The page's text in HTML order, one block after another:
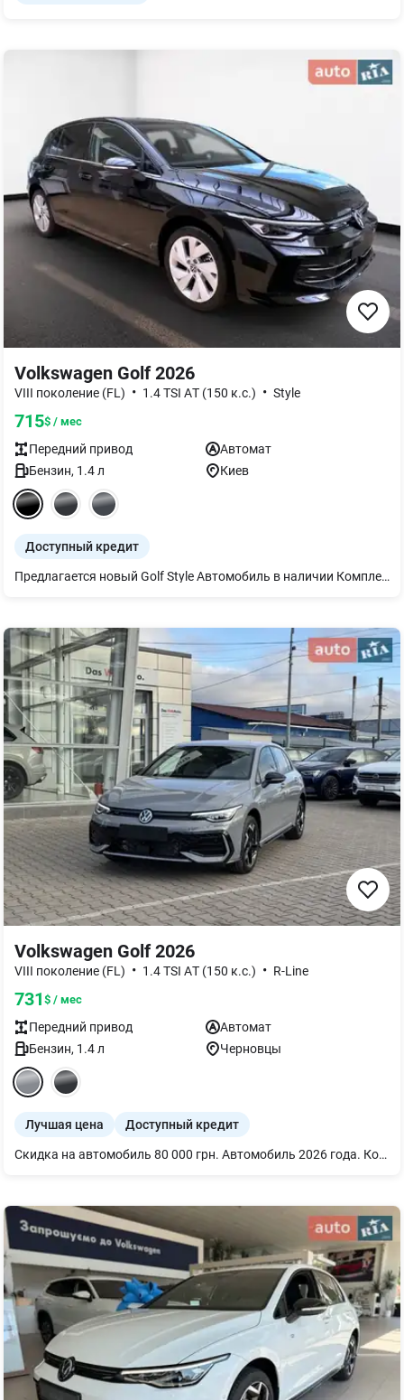
Volkswagen Golf 2026
VIII поколение (FL) • 1.4 TSI AТ (150 к.с.) • Style
715$ / мес
Передний привод
Автомат
Бензин, 1.4л Киев
Доступный кредит
Предлагается новый Golf Style Автомобиль в наличии Комплектация: - Светодиодные фары LED Plus ближнего и дальнего света - Пакет "Easy Open" - App-Connect: Apple CarPlay/Android Auto вкл. App-Connect Wireless - Digital Cockpit Pro: цифровая панель приборов 10,2 дюйма - Адаптивный круиз-контроль ACC - Камера заднего вида "Rear View" - Ассистент дальнего света "Light Assist" - Ассистент удержания полосы движения "Lane Assist" - Внешние зеркала с электроприводом складывания - Климат-контроль 3 зонный Air Care Climatronic - Медиасистема 'Ready 2 Discover" с 12.9 - Мультифункциональное кожаное рулевое колесо с функцией подогрева - Парктроник передний и задний - Фоновое освещение интерьера - Парковочный ассистент "Park Assist"
Volkswagen Golf 2026
VIII поколение (FL) • 1.4 TSI AТ (150 к.с.) • R-Line
731 $ / мес
Передний привод
Автомат
Бензин, 1.4л Черновцы
Лучшая цена Доступный кредит
Скидка на автомобиль 80 000 грн. Автомобиль 2026 года. Комплектация р-лайн + дополнительные опции: - Пакет экстерьера "Black Style" в сочетании со светодиодными матричными фарами IQ.Light. Элементы экстерьера и внешние зеркала в черном цвете. Светодиодные матричные фары IQ.Light ближнего и дальнего света с LED дневным светом - Датчик дождя; Зеркало заднего вида с функцией автоматического затемнения